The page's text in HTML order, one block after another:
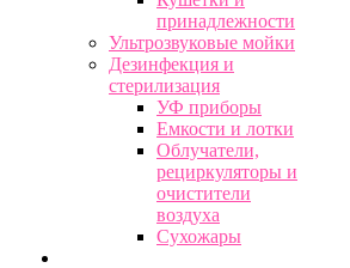
принадлежности
Ультрозвуковые мойки
Дезинфекция и
стерилизация
УФ приборы
Емкости и лотки
Облучатели,
рециркуляторы и
очистители
воздуха
Сухожары